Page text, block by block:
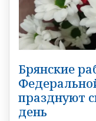
Брянские
празднуют
день